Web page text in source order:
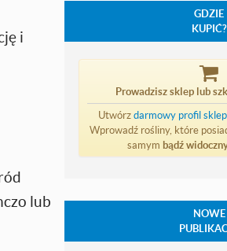
i
lub
GDZIE
KUPIĆ?
Prowadzisz sklep lub
Utwórzdarmowy profil
Wprowadź rośliny, które
samym bądź
NOWE